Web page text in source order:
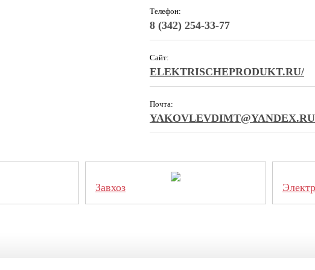
Телефон:
8 (342) 254-33-77
Сайт:
ELEKTRISCHEPRODUKT.RU/
Почта:
YAKOVLEVDIMT@YANDEX.RU
Завхоз